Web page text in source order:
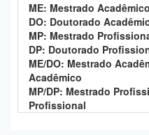
ME: Mestrado Acadêmico
DO: Doutorado
MP: Mestrado
DP: Doutorado
ME/DO: Mestrado
Acadêmico
MP/DP: Mestrado
Profissional